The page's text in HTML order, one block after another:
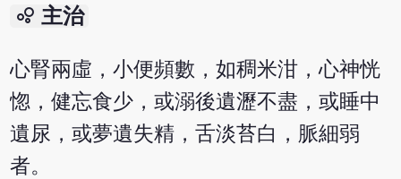
bubble_chart 主治
心腎兩虛，小便頻數，如稠米泔，心神恍
惚，健忘食少，或溺後遺瀝不盡，或睡中
遺尿，或夢遺失精，舌淡苔白，脈細弱
者。